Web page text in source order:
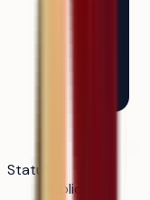
Statut
Public